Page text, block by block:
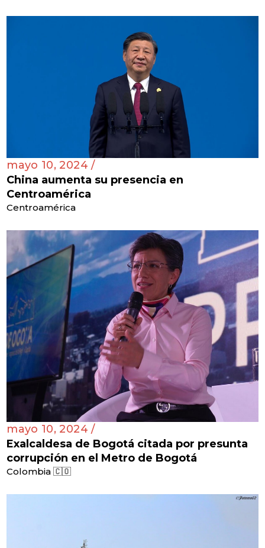
mayo 10, 2024 /
China aumenta su presencia en
Centroamérica
Centroamérica
mayo 10, 2024 /
Exalcaldesa de Bogotá citada por presunta
corrupción en el Metro de Bogotá
Colombia 🇨🇴